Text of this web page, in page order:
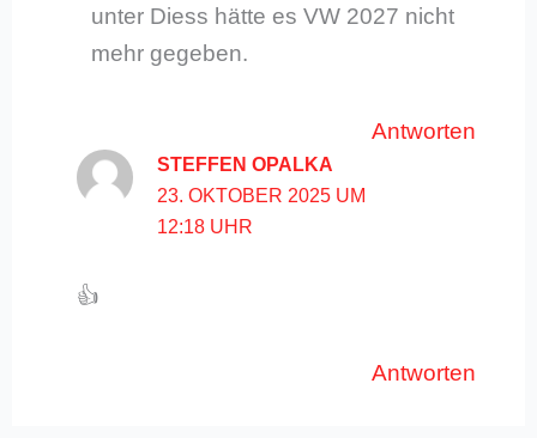
unter Diess hätte es VW 2027 nicht
mehr gegeben.
Antworten
STEFFEN OPALKA
23. OKTOBER 2025 UM
12:18 UHR
👍
Antworten